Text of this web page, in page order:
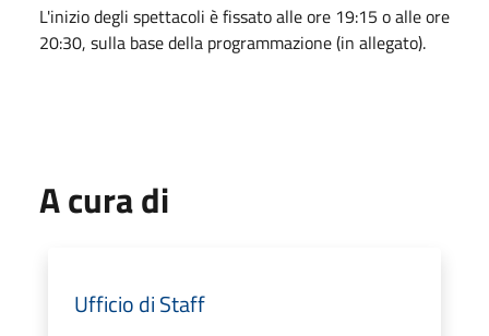
L'inizio degli spettacoli è fissato alle ore 19:15 o alle ore
20:30, sulla base della programmazione (in allegato).
A cura di
Ufficio di Staff